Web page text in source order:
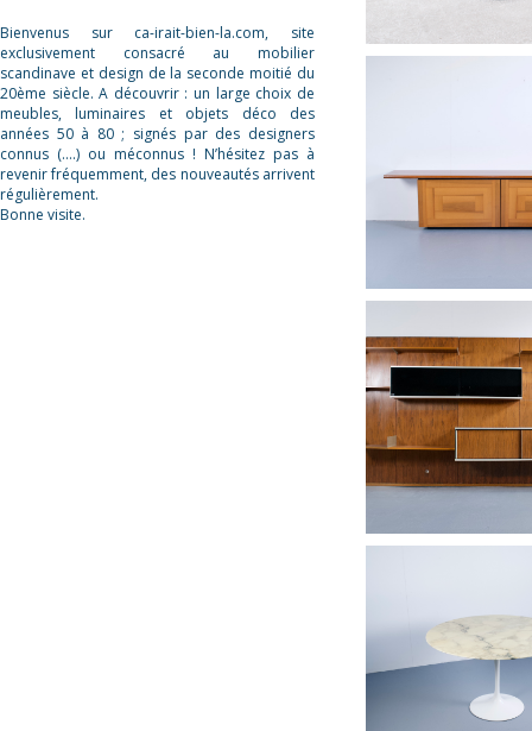
Bienvenus sur ca-irait-bien-la.com, site
exclusivement consacré au mobilier
scandinave et design de la seconde moitié du
20ème siècle. A découvrir : un large choix de
meubles, luminaires et objets déco des
années 50 à 80 ; signés par des designers
connus (….) ou méconnus ! N’hésitez pas à
revenir fréquemment, des nouveautés arrivent
régulièrement.
Bonne visite.